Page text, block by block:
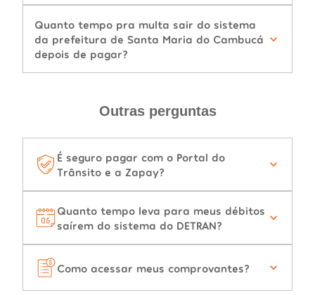
Quanto tempo pra multa sair do sistema
da prefeitura de Santa Maria do Cambucá
depois de pagar?
Outras perguntas
É seguro pagar com o Portal do
Trânsito e a Zapay?
Quanto tempo leva para meus débitos
saírem do sistema do DETRAN?
Como acessar meus comprovantes?